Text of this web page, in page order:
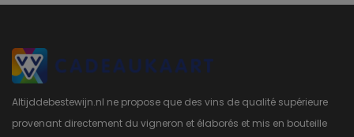
Altijddebestewijn.nl ne propose que des vins de qualité supérieure
provenant directement du vigneron et élaborés et mis en bouteille